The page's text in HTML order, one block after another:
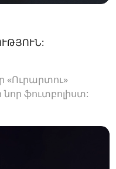
«Ուրարտու»
նոր ֆուտբոլիստ: